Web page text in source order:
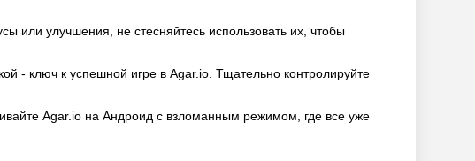
или улучшения, не стесняйтесь использовать их, чтобы
- ключ к успешной игре в Agar.io. Тщательно контролируйте
Agar.io на Андроид с взломанным режимом, где все уже